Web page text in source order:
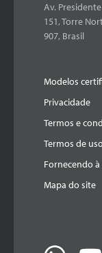
Av.
151, Torre
907, Brasil
Modelos
Privacidade
Termos e
Termos de uso
Fornecendo à
Mapa do site